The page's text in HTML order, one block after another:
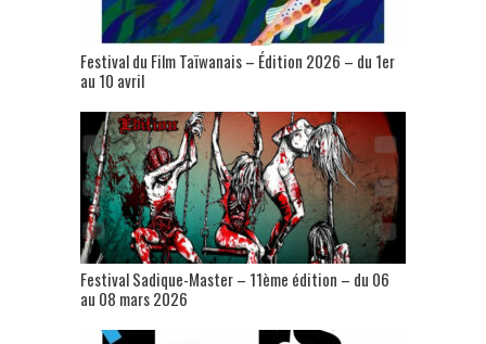
Festival du Film Taïwanais – Édition 2026 – du 1er
au 10 avril
Festival Sadique-Master – 11ème édition – du 06
au 08 mars 2026